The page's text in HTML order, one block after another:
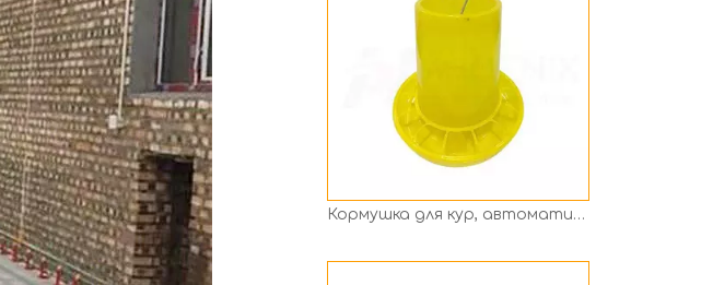
Красная автоматическая поилка для птицы, чашка, поилка для курицы, круглая чаша с пружинным клапаном Ph-20